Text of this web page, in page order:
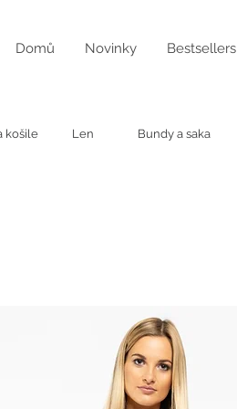
Domů Novinky Bestsellers
košile Len Bundy a saka